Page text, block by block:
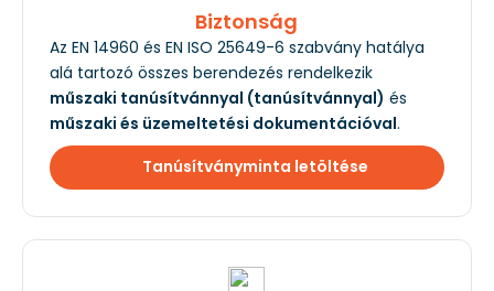
Biztonság
Az EN 14960 és EN ISO 25649-6 szabvány hatálya
alá tartozó összes berendezés rendelkezik
műszaki tanúsítvánnyal (tanúsítvánnyal) és
műszaki és üzemeltetési dokumentációval.
Tanúsítványminta letöltése